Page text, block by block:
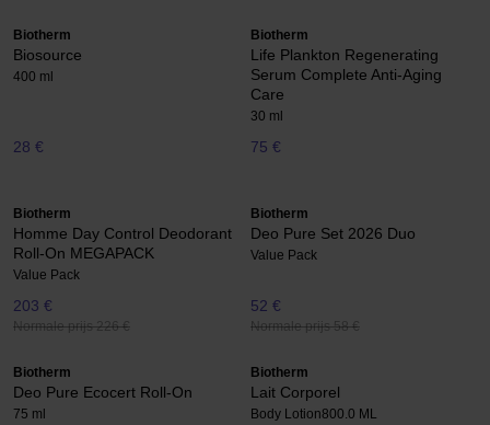
Biotherm
Biosource
400 ml
28 €
Biotherm
Life Plankton Regenerating
Serum Complete Anti-Aging
Care
30 ml
75 €
Biotherm
Homme Day Control Deodorant
Roll-On MEGAPACK
Value Pack
203 €
Normale prijs 226 €
Biotherm
Deo Pure Set 2026 Duo
Value Pack
52 €
Normale prijs 58 €
Biotherm
Deo Pure Ecocert Roll-On
75 ml
Biotherm
Lait Corporel
Body Lotion800.0 ML